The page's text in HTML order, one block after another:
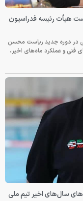
هیأت رئیسه فدراسیون
دوره جدید ریاست محسن
فنی و عملکرد ماه‌های اخیر،
سال‌های اخیر تیم ملی